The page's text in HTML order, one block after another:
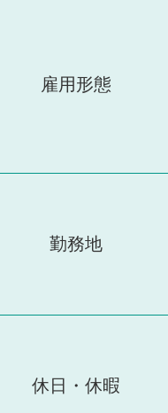
雇用形態
勤務地
休日・休暇